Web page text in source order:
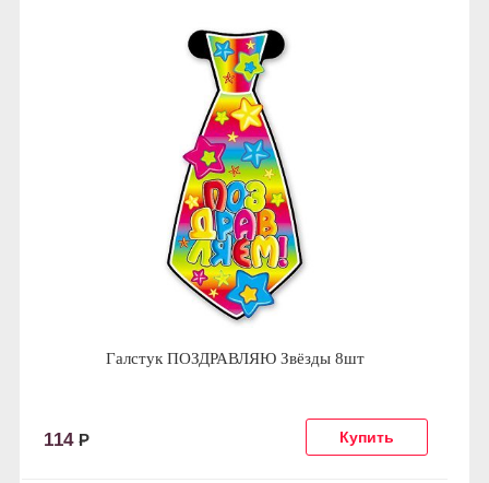
Галстук ПОЗДРАВЛЯЮ Звёзды 8шт
114 Р